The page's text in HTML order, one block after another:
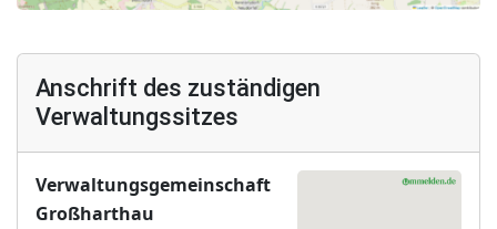
Anschrift des zuständigen
Verwaltungssitzes
Verwaltungsgemeinschaft
Großharthau